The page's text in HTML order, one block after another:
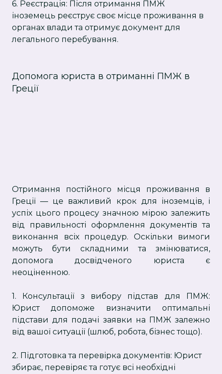
6. Реєстрація: Після отримання ПМЖ
іноземець реєструє своє місце проживання в
органах влади та отримує документ для
легального перебування.
Допомога юриста в отриманні ПМЖ в
Греції
Отримання постійного місця проживання в
Греції — це важливий крок для іноземців, і
успіх цього процесу значною мірою залежить
від правильності оформлення документів та
виконання всіх процедур. Оскільки вимоги
можуть бути складними та змінюватися,
допомога досвідченого юриста є
неоціненною.
1. Консультації з вибору підстав для ПМЖ:
Юрист допоможе визначити оптимальні
підстави для подачі заявки на ПМЖ залежно
від вашої ситуації (шлюб, робота, бізнес тощо).
2. Підготовка та перевірка документів: Юрист
збирає, перевіряє та готує всі необхідні